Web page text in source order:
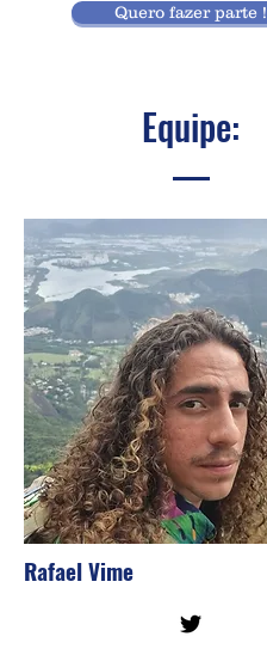
Quero fazer parte !
Equipe:
Rafael Vime